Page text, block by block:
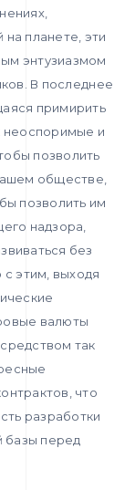
планете, эти
энтузиазмом
В последнее
примирить
неоспоримые и
позволить
обществе,
позволить им
надзора,
без
с этим, выходя
валюты
так
что
разработки
базы перед